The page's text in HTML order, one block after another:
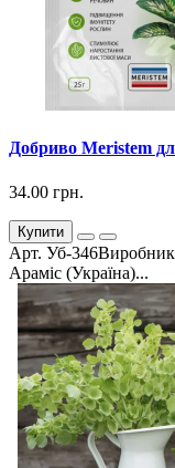
Добриво Meristem
34.00 грн.
Купити
Арт. Уб-346Виробник
Араміс (Україна)...